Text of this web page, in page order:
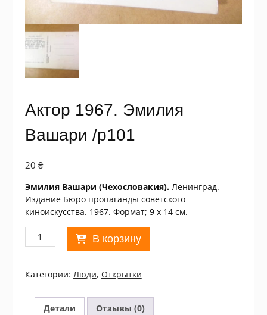
Актор 1967. Эмилия
Вашари /p101
20 ₴
Эмилия Вашари (Чехословакия).Ленинград.
Издание Бюро пропаганды советского
киноискусства. 1967. Формат; 9 х 14 см.
Количество
товара
1967.
Эмилия
Вашари
/p101
В корзину
Категории: Люди, Открытки
Детали Отзывы (0)